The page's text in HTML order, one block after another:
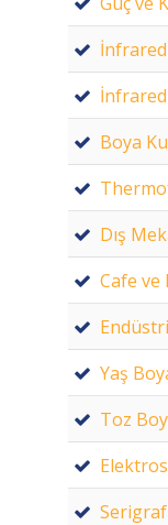
İnfrared
Boya
Dış
Cafe ve
Yaş
Toz
Serigraf